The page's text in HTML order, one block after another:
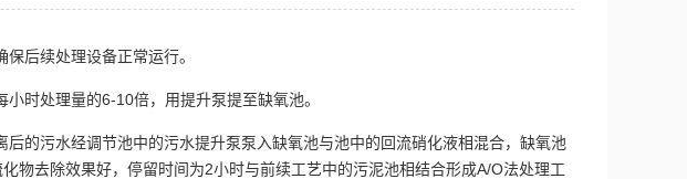
后续处理设备正常运行。
时处理量的6-10倍，用提升泵提至缺氧池。
的污水经调节池中的污水提升泵泵入缺氧池与池中的回流硝化液相混合，缺氧池
物去除效果好，停留时间为2小时与前续工艺中的污泥池相结合形成A/O法处理工